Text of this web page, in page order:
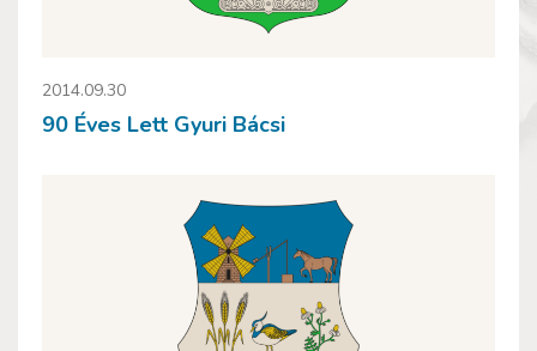
2014.09.30
90 Éves Lett Gyuri Bácsi